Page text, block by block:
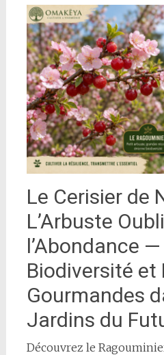
Le Cerisier de
L’Arbuste
l’Abondance
Biodiversité et
Gourmandes
Jardins du
Découvrez le